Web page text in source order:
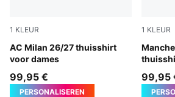
1 KLEUR
AC Milan 26/27 thuisshirt
voor dames
PUMA Black-For All Time Red
99,95 €
PERSONALISEREN
1 KLEUR
Team
99,95